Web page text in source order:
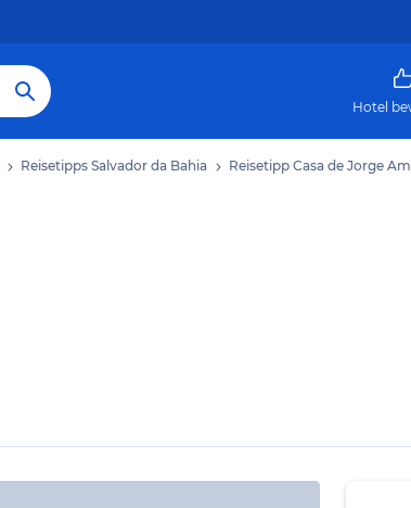
Hotel
Reisetipps Salvador da Bahia Reisetipp Casa de Jorge